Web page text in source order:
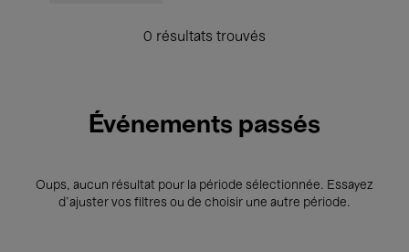
0 résultats trouvés
Événements passés
Oups, aucun résultat pour la période sélectionnée. Essayez
d’ajuster vos filtres ou de choisir une autre période.